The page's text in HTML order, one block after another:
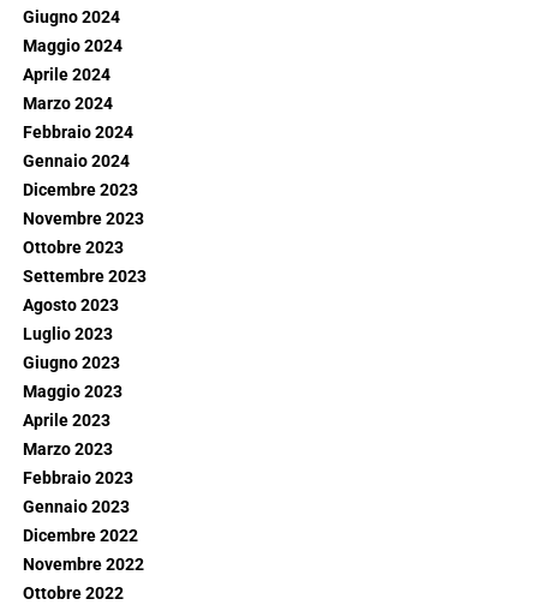
Giugno 2024
Maggio 2024
Aprile 2024
Marzo 2024
Febbraio 2024
Gennaio 2024
Dicembre 2023
Novembre 2023
Ottobre 2023
Settembre 2023
Agosto 2023
Luglio 2023
Giugno 2023
Maggio 2023
Aprile 2023
Marzo 2023
Febbraio 2023
Gennaio 2023
Dicembre 2022
Novembre 2022
Ottobre 2022